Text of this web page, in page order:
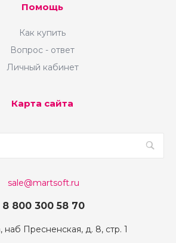
позиции наиболее популярные
Помощь
Как купить
Вопрос - ответ
Личный кабинет
Карта сайта
sale@martsoft.ru
8 800 300 58 70
наб Пресненская, д. 8, стр. 1